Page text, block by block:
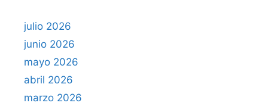
julio 2026
junio 2026
mayo 2026
abril 2026
marzo 2026